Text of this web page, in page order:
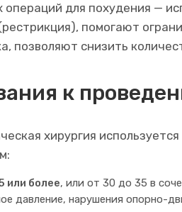
операций для похудения —
помогают
позволяют снизить
к
хирургия
или более, или от 30 до 35 в
давление, нарушения опорно-